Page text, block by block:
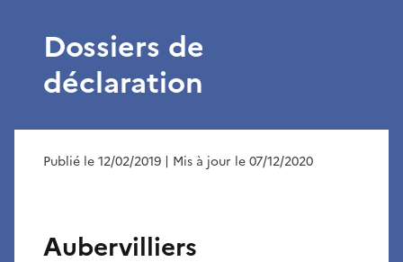
Dossiers de
déclaration
Publié le 12/02/2019 | Mis à jour le 07/12/2020
Aubervilliers